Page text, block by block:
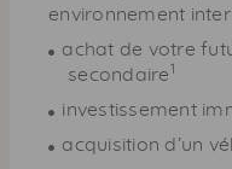
environnement
achat de votre
secondaire1
investissement
acquisition d’un